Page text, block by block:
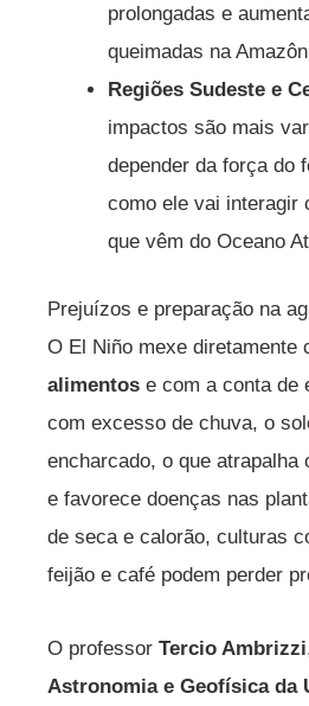
prolongadas e
queimadas na
Regiões Sudeste e
impactos são mais
depender da força do
como ele vai interagir
que vêm do Oceano
Prejuízos e preparação na
O El Niño mexe diretamente
alimentos e com a conta de
com excesso de chuva, o
encharcado, o que atrapalha
e favorece doenças nas
de seca e calorão, culturas
feijão e café podem perder
O professor Tercio Ambrizzi
Astronomia e Geofísica da